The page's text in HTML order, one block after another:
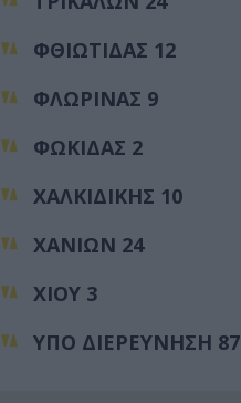
ΦΘΙΩΤΙΔΑΣ 12
ΦΛΩΡΙΝΑΣ 9
ΦΩΚΙΔΑΣ 2
ΧΑΛΚΙΔΙΚΗΣ 10
ΧΑΝΙΩΝ 24
ΧΙΟΥ 3
ΥΠΟ ΔΙΕΡΕΥΝΗΣΗ 87